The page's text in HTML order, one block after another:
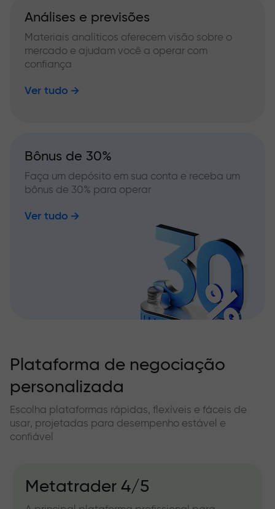
Análises e previsões
Materiais analíticos oferecem visão sobre o
mercado e ajudam você a operar com
confiança
Ver tudo
Bônus de 30%
Faça um depósito em sua conta e receba um
bônus de 30% para operar
Ver tudo
Plataforma de negociação
personalizada
Escolha plataformas rápidas, flexíveis e fáceis de
usar, projetadas para desempenho estável e
confiável
Metatrader 4/5